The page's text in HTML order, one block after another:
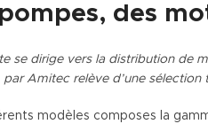
des
se dirige vers la distribution de
par Amitec relève d’une sélection
modèles composes la